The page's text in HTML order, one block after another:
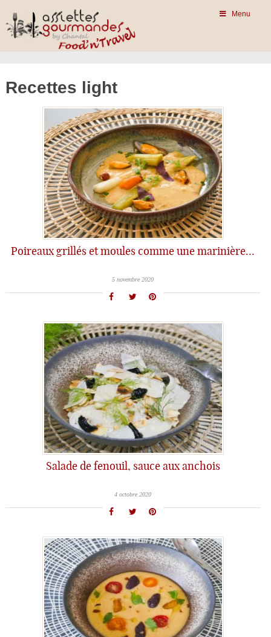
Menu
Recettes light
Poireaux grillés et moules comme une marinière…
5 novembre 2020
Salade de fenouil, sauce aux anchois
4 octobre 2020